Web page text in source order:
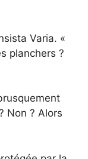
Varia. «
planchers ?
Non ? Alors